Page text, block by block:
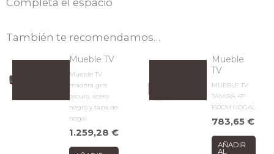
También te recomendamos…
Mueble TV
Mueble TV
madera gris
oscuro, acero
negro y tapa de
nogal
1.259,28€
Mueble
TV
MUEBLE TV
TAMIRA 4P
160CM NOGAL
783,65€
AÑADIR
AL